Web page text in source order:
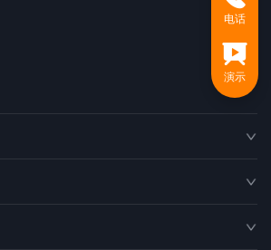
电话
演示